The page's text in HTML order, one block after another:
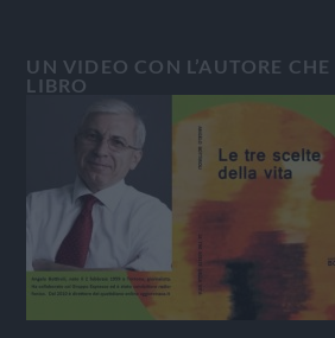
UN VIDEO CON L’AUTORE CHE
LIBRO